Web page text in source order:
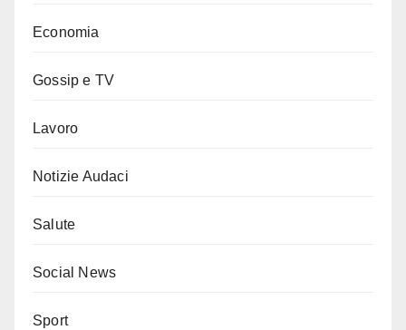
Economia
Gossip e TV
Lavoro
Notizie Audaci
Salute
Social News
Sport